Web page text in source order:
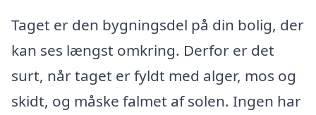
Taget er den bygningsdel på din bolig, der
kan ses længst omkring. Derfor er det
surt, når taget er fyldt med alger, mos og
skidt, og måske falmet af solen. Ingen har